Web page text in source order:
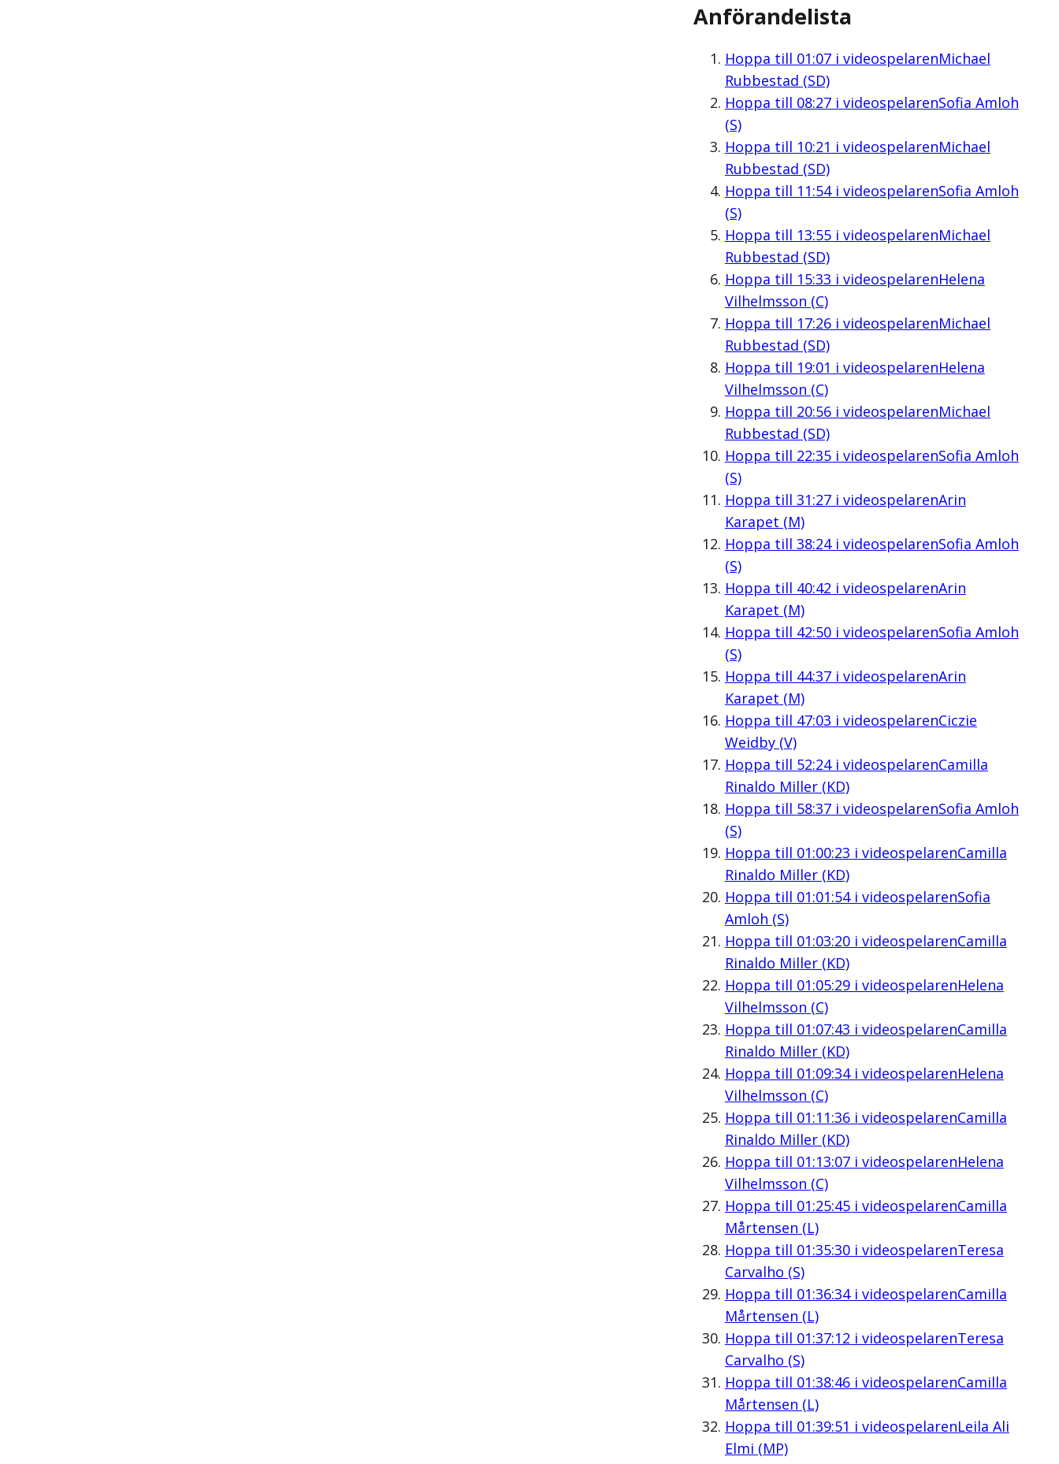
Anförandelista
Hoppa till 01:07i videospelarenMichael
Rubbestad (SD)
Hoppa till 08:27i videospelarenSofia Amloh
(S)
Hoppa till 10:21 i videospelarenMichael
Rubbestad (SD)
Hoppa till 11:54i videospelarenSofia Amloh
(S)
Hoppa till 13:55i videospelarenMichael
Rubbestad (SD)
Hoppa till 15:33 i videospelarenHelena
Vilhelmsson (C)
Hoppa till 17:26i videospelarenMichael
Rubbestad (SD)
Hoppa till 19:01 i videospelarenHelena
Vilhelmsson (C)
Hoppa till 20:56i videospelarenMichael
Rubbestad (SD)
Hoppa till 22:35i videospelarenSofia Amloh
(S)
Hoppa till 31:27i videospelarenArin
Karapet (M)
Hoppa till 38:24i videospelarenSofia Amloh
(S)
Hoppa till 40:42 i videospelarenArin
Karapet (M)
Hoppa till 42:50i videospelarenSofia Amloh
(S)
Hoppa till 44:37i videospelarenArin
Karapet (M)
Hoppa till 47:03 i videospelarenCiczie
Weidby (V)
Hoppa till 52:24i videospelarenCamilla
Rinaldo Miller (KD)
Hoppa till 58:37i videospelarenSofia Amloh
(S)
Hoppa till 01:00:23 i videospelarenCamilla
Rinaldo Miller (KD)
Hoppa till 01:01:54i videospelarenSofia
Amloh (S)
Hoppa till 01:03:20i videospelarenCamilla
Rinaldo Miller (KD)
Hoppa till 01:05:29i videospelarenHelena
Vilhelmsson (C)
Hoppa till 01:07:43 i videospelarenCamilla
Rinaldo Miller (KD)
Hoppa till 01:09:34i videospelarenHelena
Vilhelmsson (C)
Hoppa till 01:11:36i videospelarenCamilla
Rinaldo Miller (KD)
Hoppa till 01:13:07i videospelarenHelena
Vilhelmsson (C)
Hoppa till 01:25:45i videospelarenCamilla
Mårtensen (L)
Hoppa till 01:35:30i videospelarenTeresa
Carvalho (S)
Hoppa till 01:36:34i videospelarenCamilla
Mårtensen (L)
Hoppa till 01:37:12 i videospelarenTeresa
Carvalho (S)
Hoppa till 01:38:46i videospelarenCamilla
Mårtensen (L)
Hoppa till 01:39:51 i videospelarenLeila Ali
Elmi (MP)